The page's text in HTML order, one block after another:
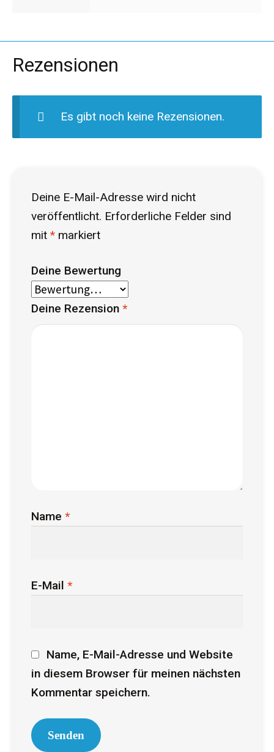
Rezensionen
Es gibt noch keine Rezensionen.
Deine E-Mail-Adresse wird nicht
veröffentlicht. Erforderliche Felder sind
mit* markiert
Deine Bewertung
Deine Rezension*
Name*
E-Mail*
Name, E-Mail-Adresse und Website
in diesem Browser für meinen nächsten
Kommentar speichern.